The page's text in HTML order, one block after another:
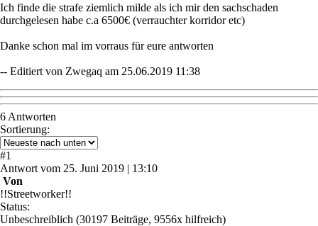
Ich finde die strafe ziemlich milde als ich mir den sachschaden
durchgelesen habe c.a 6500€ (verrauchter korridor etc)
Danke schon mal im vorraus für eure antworten
-- Editiert von Zwegaq am 25.06.2019 11:38
6 Antworten
Sortierung:
#1
Antwort vom 25. Juni 2019 | 13:10
Von
!!Streetworker!!
Status:
Unbeschreiblich (30197 Beiträge, 9556x hilfreich)